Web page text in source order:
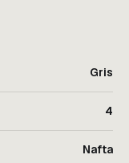
Gris
4
Nafta